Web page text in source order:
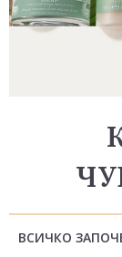
ВСИЧКО